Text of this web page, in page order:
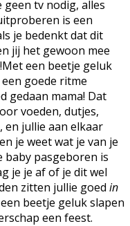
tv nodig, alles
is een
je bedenkt dat dit
jij het gewoon mee
een beetje geluk
goede ritme
gedaan mama! Dat
voeden, dutjes,
en jullie aan elkaar
je weet wat je van je
baby pasgeboren is
je je af of je dit wel
zitten jullie goed in
beetje geluk slapen
een feest.